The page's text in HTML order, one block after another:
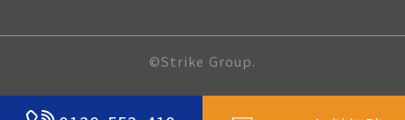
©Strike Group.